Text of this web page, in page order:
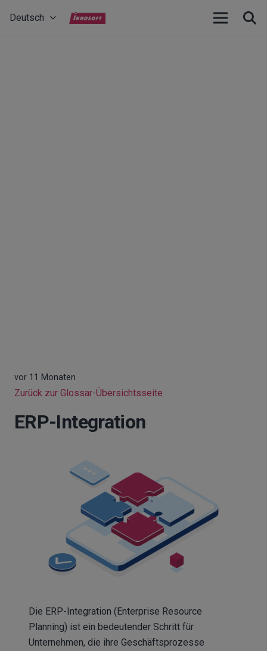
Deutsch
vor 11 Monaten
Zurück zur Glossar-Übersichtsseite
ERP-Integration
Die ERP-Integration (Enterprise Resource
Planning) ist ein bedeutender Schritt für
Unternehmen, die ihre Geschäftsprozesse